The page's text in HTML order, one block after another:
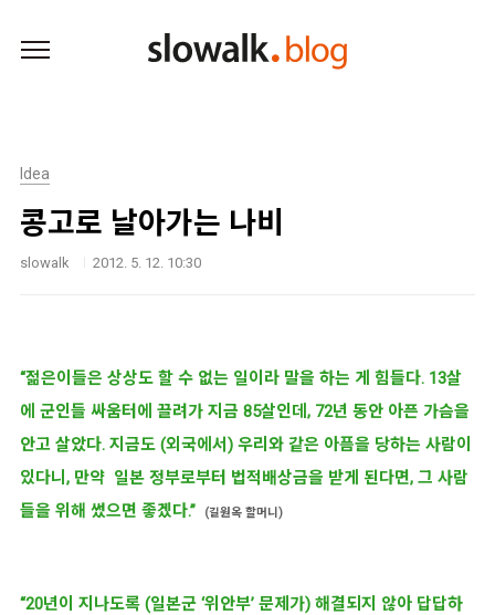
Idea
콩고로 날아가는 나비
slowalk 2012. 5. 12. 10:30
“젊은이들은 상상도 할 수 없는 일이라 말을 하는 게 힘들다. 13살
에 군인들 싸움터에 끌려가 지금 85살인데, 72년 동안 아픈 가슴을
안고 살았다. 지금도 (외국에서) 우리와 같은 아픔을 당하는 사람이
있다니, 만약 일본 정부로부터 법적배상금을 받게 된다면, 그 사람
들을 위해 썼으면 좋겠다.”
(길원옥 할머니)
“20년이 지나도록 (일본군 ‘위안부’ 문제가) 해결되지 않아 답답하